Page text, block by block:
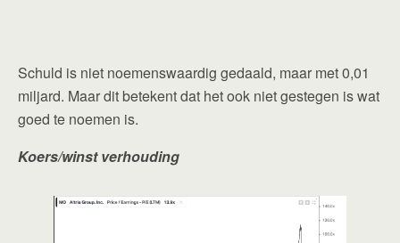
Schuld is niet noemenswaardig gedaald, maar met 0,01
miljard. Maar dit betekent dat het ook niet gestegen is wat
goed te noemen is.
Koers/winst verhouding